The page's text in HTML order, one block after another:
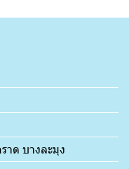
าด บางละมุง